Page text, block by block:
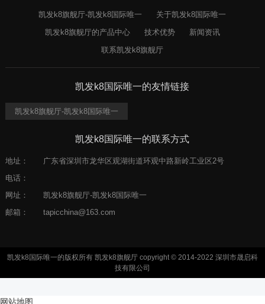
凯发k8旗舰厅-凯发k8国际唯一
关于凯发k8国际唯一
凯发k8旗舰厅的产品中心
技术优势
新闻资讯
联系凯发k8旗舰厅
凯发k8国际唯一的友情链接
凯发k8旗舰厅-凯发k8国际唯一
凯发k8国际唯一的联系方式
地址：
广东省深圳市龙华区观湖街道环观中路新岭工业区2号
电话：
网址：
凯发k8旗舰厅-凯发k8国际唯一
邮箱：
tapicchina@163.com
凯发k8国际唯一的版权所有 凯发k8旗舰厅 copyright © 2014-2022 深圳市晟启科
技有限公司
网站地图